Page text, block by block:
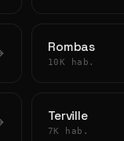
Rombas
10K hab.
Terville
7K hab.